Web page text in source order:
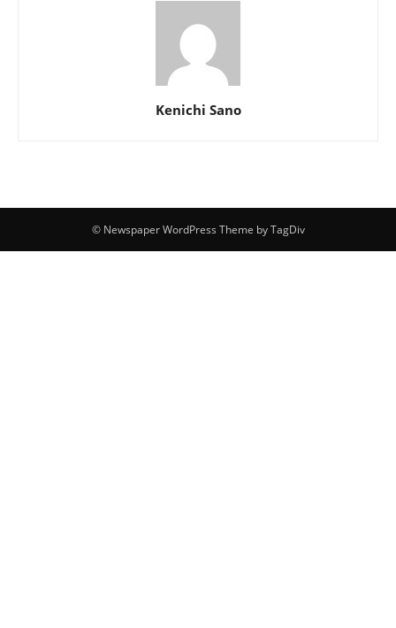
Kenichi Sano
© Newspaper WordPress Theme by TagDiv